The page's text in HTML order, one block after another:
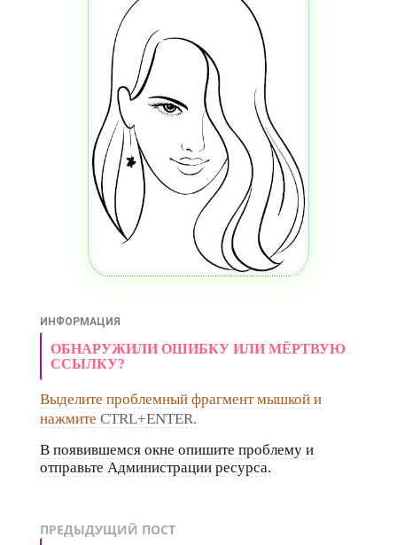
ИНФОРМАЦИЯ
ОБНАРУЖИЛИ ОШИБКУ ИЛИ МЁРТВУЮ
ССЫЛКУ?
Выделите проблемный фрагмент мышкой и
нажмите CTRL+ENTER.
В появившемся окне опишите проблему и
отправьте Администрации ресурса.
ПРЕДЫДУЩИЙ ПОСТ